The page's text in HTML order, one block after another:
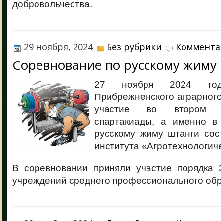
добровольчества.
29 ноября, 2024 Без рубрики
Соревнование по русскому
27 ноября 2024
Прибрежненского
участие во втором
спартакиады, а именно в
русскому жиму штанги
института
В соревновании приняли участие порядка
учреждений среднего профессионального